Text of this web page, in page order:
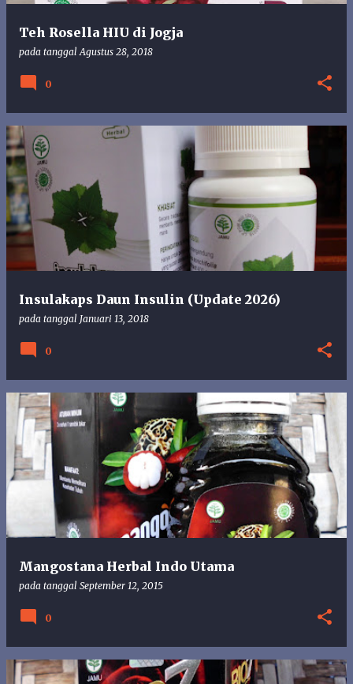
Teh Rosella HIU di Jogja
pada tanggalAgustus 28, 2018
0
Insulakaps Daun Insulin (Update 2026)
pada tanggal Januari 13, 2018
0
Mangostana Herbal Indo Utama
pada tanggal September 12, 2015
0